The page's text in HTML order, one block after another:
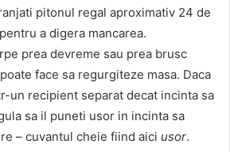
pitonul regal aproximativ 24 de
a digera mancarea.
prea devreme sau prea brusc
face sa regurgiteze masa. Daca
un recipient separat decat incinta sa
sa il puneti usor in incinta sa
– cuvantul cheie fiind aici usor.